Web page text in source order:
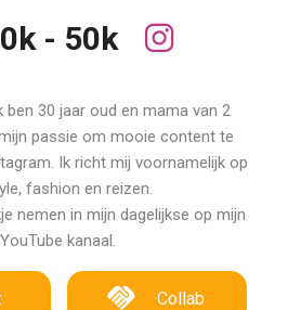
- 50k
ben 30 jaar oud en mama van 2
passie om mooie content te
Ik richt mij voornamelijk op
fashion en reizen.
nemen in mijn dagelijkse op mijn
YouTube kanaal.
Collab